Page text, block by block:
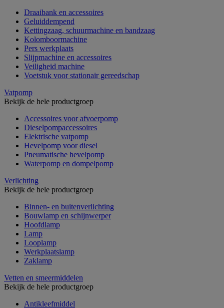
Draaibank en accessoires
Geluiddempend
Kettingzaag, schuurmachine en bandzaag
Kolomboormachine
Pers werkplaats
Slijpmachine en accessoires
Veiligheid machine
Voetstuk voor stationair gereedschap
Vatpomp
Bekijk de hele productgroep
Accessoires voor afvoerpomp
Dieselpompaccessoires
Elektrische vatpomp
Hevelpomp voor diesel
Pneumatische hevelpomp
Waterpomp en dompelpomp
Verlichting
Bekijk de hele productgroep
Binnen- en buitenverlichting
Bouwlamp en schijnwerper
Hoofdlamp
Lamp
Looplamp
Werkplaatslamp
Zaklamp
Vetten en smeermiddelen
Bekijk de hele productgroep
Antikleefmiddel